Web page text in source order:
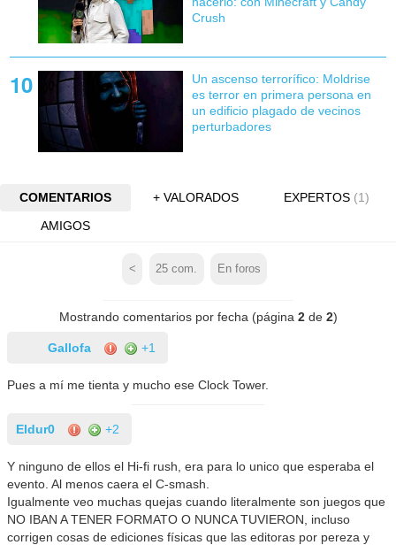
Crush
Un ascenso terrorífico: Moldrise
es terror en primera persona en
un edificio plagado de vecinos
perturbadores
COMENTARIOS + VALORADOS EXPERTOS (1)
AMIGOS
< 25 com. En foros
Mostrando comentarios por fecha (página 2de 2)
Gallofa +1
Pues a mí me tienta y mucho ese Clock Tower.
Eldur0 +2
Y ninguno de ellos el Hi-fi rush, era para lo unico que esperaba el
evento. Al menos caera el C-smash.
Igualmente veo muchas quejas cuando literalmente son juegos que
NO IBAN A TENER FORMATO O NUNCA TUVIERON, incluso
corrigen cosas de ediciones físicas que las editoras por pereza y